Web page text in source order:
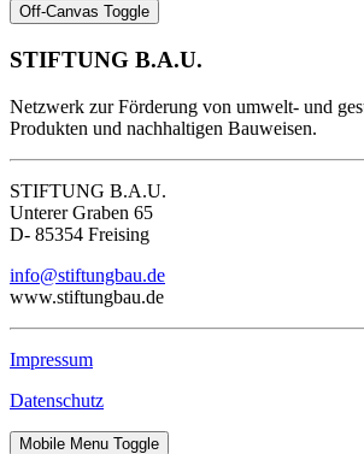
Off-Canvas Toggle
STIFTUNG B.A.U.
Netzwerk zur Förderung von umwelt- und
Produkten und nachhaltigen Bauweisen.
STIFTUNG B.A.U.
Unterer Graben 65
D- 85354 Freising
info@stiftungbau.de
www.stiftungbau.de
Impressum
Datenschutz
Mobile Menu Toggle